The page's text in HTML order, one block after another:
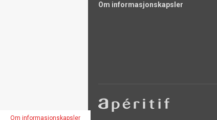
Om informasjonskapsler
Footer
Om informasjonskapsler